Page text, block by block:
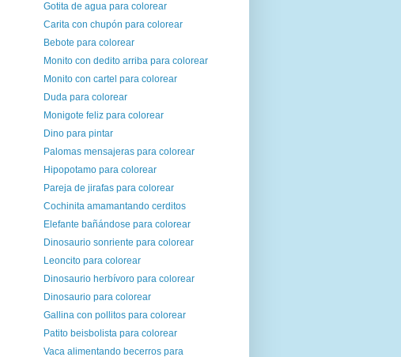
Gotita de agua para colorear
Carita con chupón para colorear
Bebote para colorear
Monito con dedito arriba para colorear
Monito con cartel para colorear
Duda para colorear
Monigote feliz para colorear
Dino para pintar
Palomas mensajeras para colorear
Hipopotamo para colorear
Pareja de jirafas para colorear
Cochinita amamantando cerditos
Elefante bañándose para colorear
Dinosaurio sonriente para colorear
Leoncito para colorear
Dinosaurio herbívoro para colorear
Dinosaurio para colorear
Gallina con pollitos para colorear
Patito beisbolista para colorear
Vaca alimentando becerros para